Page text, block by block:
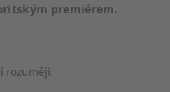
premiérem.
rozumějí.